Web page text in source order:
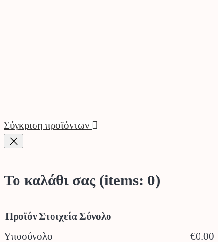
Σύγκριση προϊόντων
Το καλάθι σας (items: 0)
ΠροϊόνΣτοιχείαΣύνολο
Υποσύνολο
€0.00